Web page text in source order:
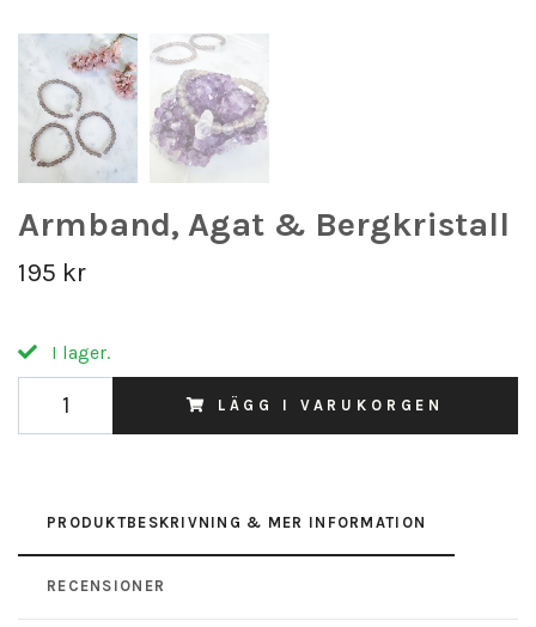
Armband, Agat & Bergkristall
195 kr
I lager.
LÄGG I VARUKORGEN
PRODUKTBESKRIVNING & MER INFORMATION
RECENSIONER